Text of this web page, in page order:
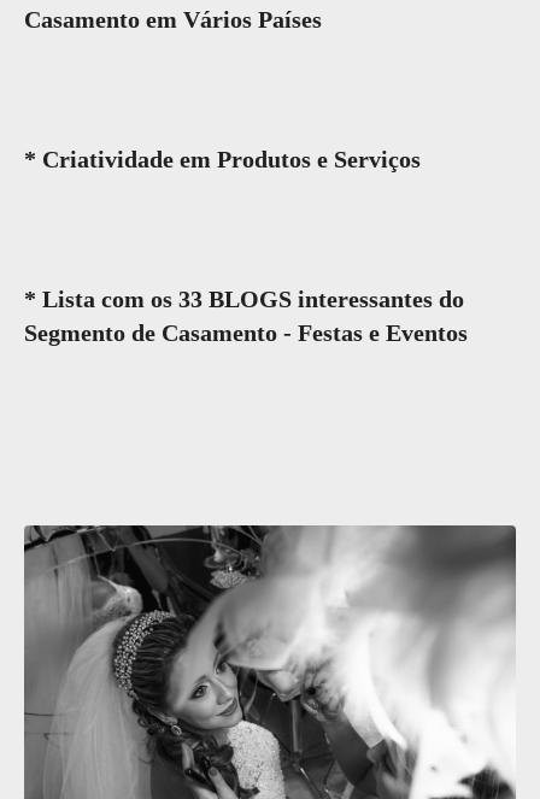
Casamento em Vários Países
* Criatividade em Produtos e Serviços
* Lista com os 33 BLOGS interessantes do
Segmento de Casamento - Festas e Eventos